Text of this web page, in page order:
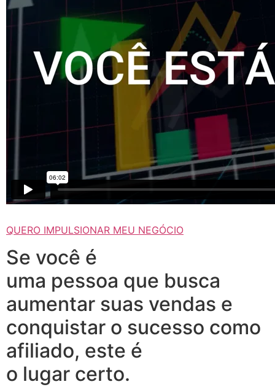
QUERO IMPULSIONAR MEU NEGÓCIO
Se você é
uma pessoa que busca
aumentar suas vendas e
conquistar o sucesso como
afiliado, este é
o lugar certo.